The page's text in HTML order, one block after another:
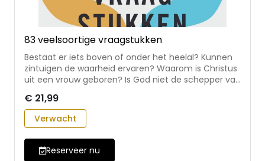
83 veelsoortige vraagstukken
Bestaat er iets boven of onder het heelal? Kunnen
zintuigen de waarheid ervaren? Waarom is Christus
uit een vrouw geboren? Is God niet de schepper van
Augustinus van Hippo van zijn medebroeders en
leerlingen in Noord-Afrika. Hij beantwoordt ze in
korte, scherpe reflecties die zijn vroege denken over
God, mens en wereld zichtbaar maken. * eerste
Nederlandse vertaling van De diversis quaestionibus
octoginta tribus: 83 veelsoortige vraagstukken *
€ 21,99
Verwacht
Reserveer nu